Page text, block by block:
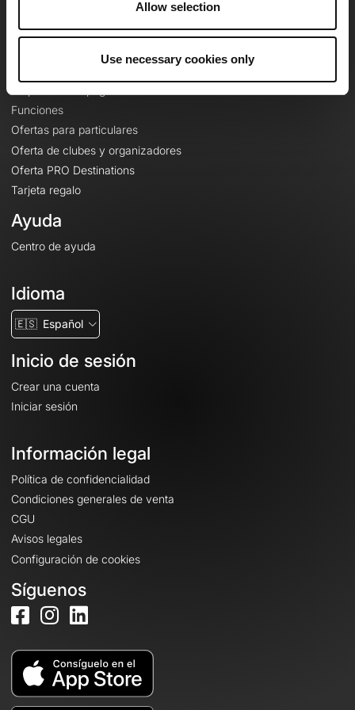
Allow selection
Use necessary cookies only
Le Mag'
Funciones
Ofertas para particulares
Oferta de clubes y organizadores
Oferta PRO Destinations
Tarjeta regalo
Ayuda
Centro de ayuda
Idioma
🇪🇸 Español
Inicio de sesión
Crear una cuenta
Iniciar sesión
Información legal
Política de confidencialidad
Condiciones generales de venta
CGU
Avisos legales
Configuración de cookies
Síguenos